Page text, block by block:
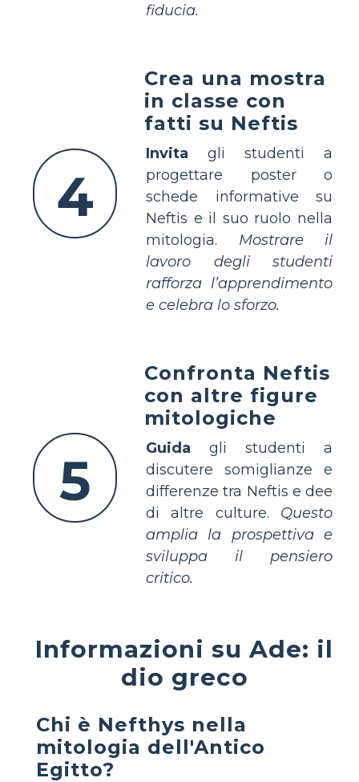
fiducia.
4
Crea una mostra
in classe con
fatti su Neftis
Invita gli studenti a
progettare poster o
schede informative su
Neftis e il suo ruolo nella
mitologia. Mostrare il
lavoro degli studenti
rafforza l’apprendimento
e celebra lo sforzo.
5
Confronta Neftis
con altre figure
mitologiche
Guida gli studenti a
discutere somiglianze e
differenze tra Neftis e dee
di altre culture. Questo
amplia la prospettiva e
sviluppa il pensiero
critico.
Informazioni su Ade: il
dio greco
Chi è Nefthys nella
mitologia dell'Antico
Egitto?